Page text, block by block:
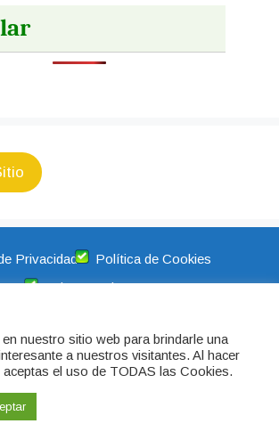
Privacidad
Política de Cookies
Aviso Legal
no tiene relación alguna con las
simplemente brinda
común para la comunidad.
y Diligencias 2026
nuestro sitio web para brindarle una
a nuestros visitantes. Al hacer
aceptas el uso de TODAS las Cookies.